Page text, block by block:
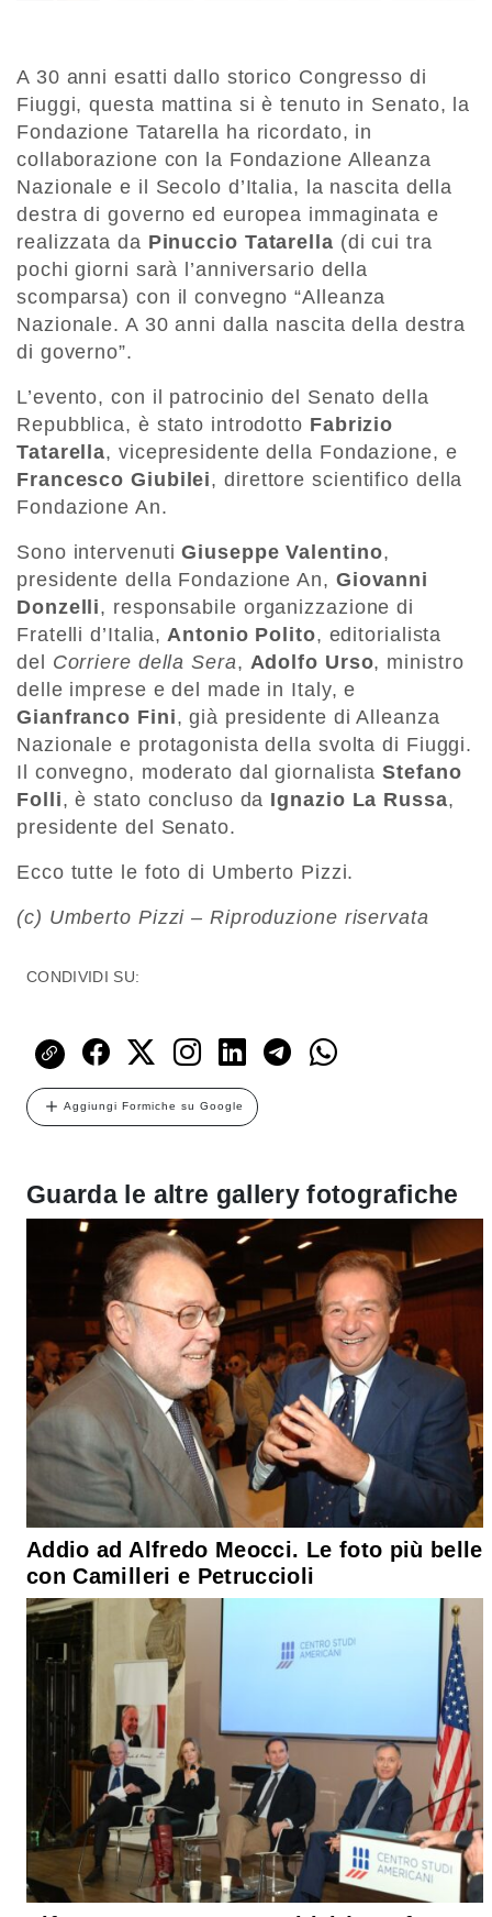
A 30 anni esatti dallo storico Congresso di
Fiuggi, questa mattina si è tenuto in Senato, la
Fondazione Tatarella ha ricordato, in
collaborazione con la Fondazione Alleanza
Nazionale e il Secolo d’Italia, la nascita della
destra di governo ed europea immaginata e
realizzata da Pinuccio Tatarella (di cui tra
pochi giorni sarà l’anniversario della
scomparsa) con il convegno “Alleanza
Nazionale. A 30 anni dalla nascita della destra
di governo”.
L’evento, con il patrocinio del Senato della
Repubblica, è stato introdotto Fabrizio
Tatarella, vicepresidente della Fondazione, e
Francesco Giubilei, direttore scientifico della
Fondazione An.
Sono intervenuti Giuseppe Valentino,
presidente della Fondazione An, Giovanni
Donzelli, responsabile organizzazione di
Fratelli d’Italia, Antonio Polito, editorialista
del Corriere della Sera, Adolfo Urso, ministro
delle imprese e del made in Italy, e
Gianfranco Fini, già presidente di Alleanza
Nazionale e protagonista della svolta di Fiuggi.
Il convegno, moderato dal giornalistaStefano
Folli, è stato concluso da Ignazio La Russa,
presidente del Senato.
Ecco tutte le foto di Umberto Pizzi.
(c) Umberto Pizzi – Riproduzione riservata
CONDIVIDI SU:
Aggiungi Formiche su Google
Guarda le altre gallery fotografiche
Addio ad Alfredo Meocci. Le foto più belle
con Camilleri e Petruccioli